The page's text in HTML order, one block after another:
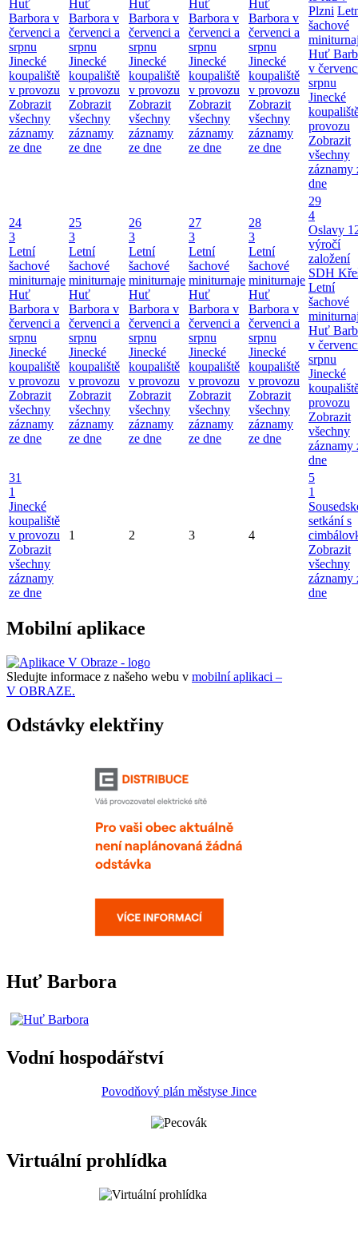
Huť
Barbora v
červenci a
srpnu
Jinecké
koupaliště
v provozu
Zobrazit
všechny
záznamy
ze dne
Huť
Barbora v
červenci a
srpnu
Jinecké
koupaliště
v provozu
Zobrazit
všechny
záznamy
ze dne
Huť
Barbora v
červenci a
srpnu
Jinecké
koupaliště
v provozu
Zobrazit
všechny
záznamy
ze dne
Huť
Barbora v
červenci a
srpnu
Jinecké
koupaliště
v provozu
Zobrazit
všechny
záznamy
ze dne
Huť
Barbora v
červenci a
srpnu
Jinecké
koupaliště
v provozu
Zobrazit
všechny
záznamy
ze dne
Plzni
šachové
Huť
v
srpnu
Jinecké
provozu
Zobrazit
všechny
záznamy
dne
24
3
Letní
šachové
miniturnaje
Huť
Barbora v
červenci a
srpnu
Jinecké
koupaliště
v provozu
Zobrazit
všechny
záznamy
ze dne
25
3
Letní
šachové
miniturnaje
Huť
Barbora v
červenci a
srpnu
Jinecké
koupaliště
v provozu
Zobrazit
všechny
záznamy
ze dne
26
3
Letní
šachové
miniturnaje
Huť
Barbora v
červenci a
srpnu
Jinecké
koupaliště
v provozu
Zobrazit
všechny
záznamy
ze dne
27
3
Letní
šachové
miniturnaje
Huť
Barbora v
červenci a
srpnu
Jinecké
koupaliště
v provozu
Zobrazit
všechny
záznamy
ze dne
28
3
Letní
šachové
miniturnaje
Huť
Barbora v
červenci a
srpnu
Jinecké
koupaliště
v provozu
Zobrazit
všechny
záznamy
ze dne
29
4
Oslavy
výročí
založení
SDH
Letní
šachové
Huť
v
srpnu
Jinecké
provozu
Zobrazit
všechny
záznamy
dne
31
1
Jinecké
koupaliště
v provozu
Zobrazit
všechny
záznamy
ze dne
1 2 3 4
5
1
setkání s
Zobrazit
všechny
záznamy
dne
Mobilní aplikace
Sledujte informace z našeho webu v mobilní aplikaci –
V OBRAZE.
Odstávky elektřiny
Huť Barbora
Vodní hospodářství
Povodňový plán městyse Jince
Virtuální prohlídka